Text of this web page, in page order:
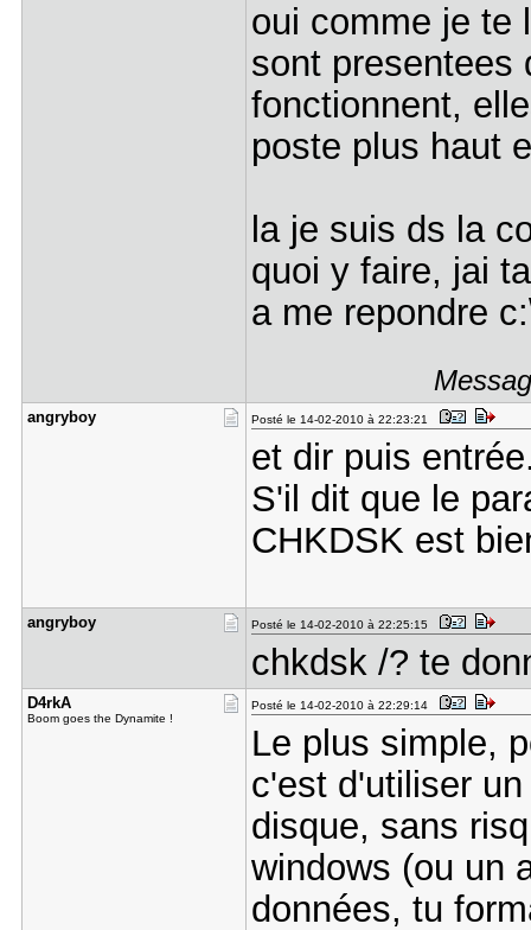
oui comme je te
sont presentees
fonctionnent,
poste plus haut
la je suis ds la
quoi y faire, jai
a me repondre
angryboy Posté le 14-02-2010 à 22:23:21
et dir puis
S'il dit que le
CHKDSK est
angryboy Posté le 14-02-2010 à 22:25:15
chkdsk /? te
D4rkA
Boom goes the Dynamite !
Posté le 14-02-2010 à 22:29:14
Le plus simple,
c'est d'utiliser
disque, sans
windows (ou un
données, tu